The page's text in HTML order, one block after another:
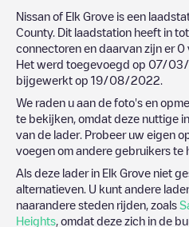
Nissan of Elk Grove is een
County. Dit laadstation heeft in
connectoren en daarvan zijn er 0
Het werd toegevoegd op 07/03/
bijgewerkt op 19/08/2022
We raden u aan de foto's en
te bekijken, omdat deze nuttige
van de lader. Probeer uw eigen
voegen om andere gebruikers te
Als deze lader in Elk Grove niet
alternatieven. U kunt andere
naarandere steden rijden, zoals
Heights , omdat deze zich in de